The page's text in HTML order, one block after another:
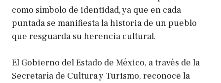
como símbolo de identidad, ya que en cada
puntada se manifiesta la historia de un pueblo
que resguarda su herencia cultural.
El Gobierno del Estado de México, a través de la
Secretaría de Cultura y Turismo, reconoce la